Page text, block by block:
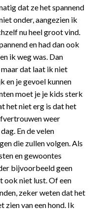
dat ze het spannend
onder, aangezien ik
nu heel groot vind.
en had dan ook
ik weg was. Dan
dat laat ik niet
en je gevoel kunnen
moet je je kids sterk
het niet erg is dat het
weer
En de velen
die zullen volgen. Als
en gewoontes
bijvoorbeeld geen
ook niet lust. Of een
zeker weten dat het
van een hond. Ik